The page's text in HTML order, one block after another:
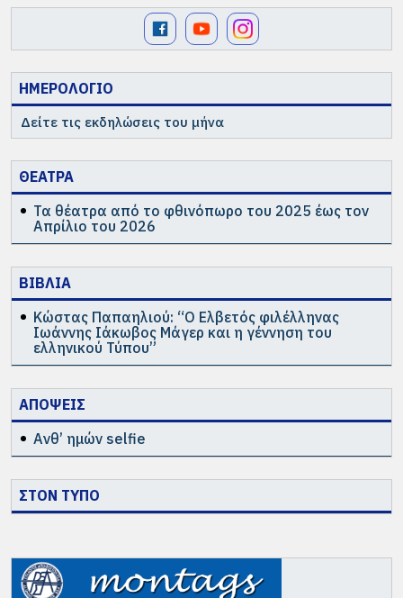
ΗΜΕΡΟΛΟΓΙΟ
Δείτε τις εκδηλώσεις του μήνα
ΘΕΑΤΡΑ
Τα θέατρα από το φθινόπωρο του 2025 έως τον
Απρίλιο του 2026
ΒΙΒΛΙΑ
Κώστας Παπαηλιού: “Ο Ελβετός φιλέλληνας
Ιωάννης Ιάκωβος Μάγερ και η γέννηση του
ελληνικού Τύπου”
ΑΠΟΨΕΙΣ
Ανθ’ ημών selfie
ΣΤΟΝ ΤΥΠΟ